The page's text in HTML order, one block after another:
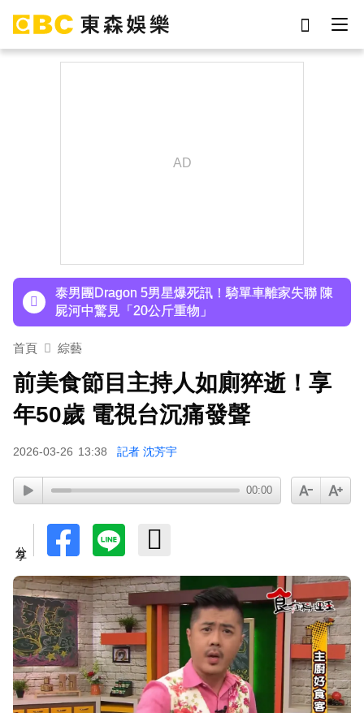
代役
泰男團Dragon 5男星爆死訊！騎單車離家失聯 陳
屍河中驚見「20公斤重物」
女星告別9年演藝圈！轉行當計程車司機 曝收入：
蔡阿嘎陷爭議！蘿拉神隱19個月首發文 遭酸「詐
騙集團回歸」回應了
曝原因
下載東森App，隨時掌握天下大小事！
SEVENTEEN勝寬、Dino同天入伍！玟奎9月服替
代役
首頁 綜藝
前美食節目主持人如廁猝逝！享
年50歲 電視台沉痛發聲
2026-03-26 13:38 記者 沈芳宇
00:00